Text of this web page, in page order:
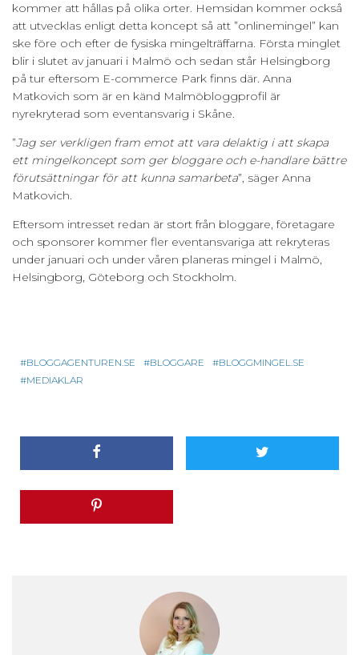
kommer att hållas på olika orter. Hemsidan kommer också
att utvecklas enligt detta koncept så att ”onlinemingel” kan
ske före och efter de fysiska mingelträffarna. Första minglet
blir i slutet av januari i Malmö och sedan står Helsingborg
på tur eftersom E-commerce Park finns där. Anna
Matkovich som är en känd Malmöbloggprofil är
nyrekryterad som eventansvarig i Skåne.
”Jag ser verkligen fram emot att vara delaktig i att skapa
ett mingelkoncept som ger bloggare och e-handlare bättre
förutsättningar för att kunna samarbeta”, säger Anna
Matkovich.
Eftersom intresset redan är stort från bloggare, företagare
och sponsorer kommer fler eventansvariga att rekryteras
under januari och under våren planeras mingel i Malmö,
Helsingborg, Göteborg och Stockholm.
BLOGGAGENTUREN.SE BLOGGARE
BLOGGMINGEL.SE
MEDIAKLAR